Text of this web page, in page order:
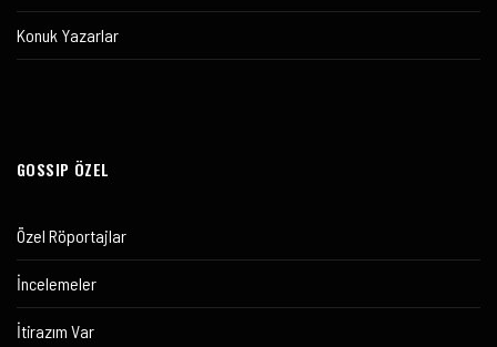
Konuk Yazarlar
GOSSIP ÖZEL
Özel Röportajlar
İncelemeler
İtirazım Var